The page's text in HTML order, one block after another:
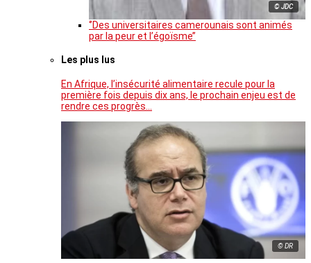
© JDC
‘’Des universitaires camerounais sont animés
par la peur et l’égoïsme’’
Les plus lus
En Afrique, l’insécurité alimentaire recule pour la
première fois depuis dix ans, le prochain enjeu est de
rendre ces progrès…
© DR